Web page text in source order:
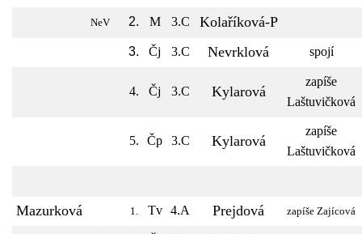
NeV 2. M 3.C Kolaříková-P
3. Čj 3.C Nevrklová spojí
4. Čj 3.C Kylarová
zapíše
Laštuvičková
5. Čp 3.C Kylarová
zapíše
Laštuvičková
Mazurková 1. Tv 4.A Prejdová zapíše Zajícová